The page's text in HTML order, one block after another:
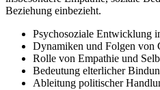
Beziehung einbezieht.
Psychosoziale Entwicklung
Dynamiken und Folgen von
Rolle von Empathie und
Bedeutung elterlicher
Ableitung politischer